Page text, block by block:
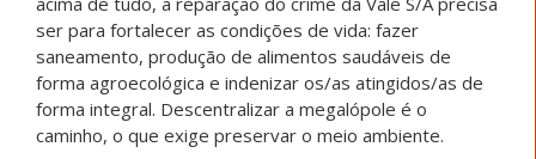
ser para fortalecer as condições de vida: fazer
saneamento, produção de alimentos saudáveis de
forma agroecológica e indenizar os/as atingidos/as de
forma integral. Descentralizar a megalópole é o
caminho, o que exige preservar o meio ambiente.